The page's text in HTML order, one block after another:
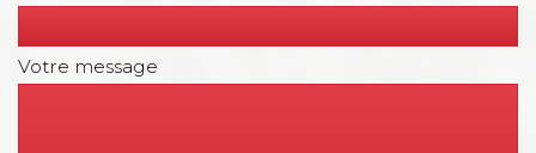
Votre message